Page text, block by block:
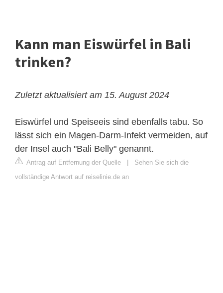
Kann man Eiswürfel in Bali
trinken?
Zuletzt aktualisiert am 15. August 2024
Eiswürfel und Speiseeis sind ebenfalls tabu. So
lässt sich ein Magen-Darm-Infekt vermeiden, auf
der Insel auch "Bali Belly" genannt.
Antrag auf Entfernung der Quelle
Sehen Sie sich die
vollständige Antwort auf reiselinie.de an